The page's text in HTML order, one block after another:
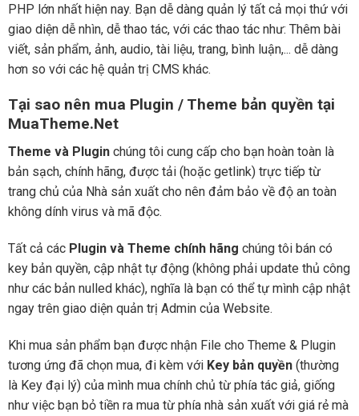
PHP lớn nhất hiện nay. Bạn dễ dàng quản lý tất cả mọi thứ với
giao diện dễ nhìn, dễ thao tác, với các thao tác như: Thêm bài
viết, sản phẩm, ảnh, audio, tài liệu, trang, bình luận,... dễ dàng
hơn so với các hệ quản trị CMS khác.
Tại sao nên mua Plugin / Theme bản quyền tại
MuaTheme.Net
Theme và Plugin chúng tôi cung cấp cho bạn hoàn toàn là
bản sạch, chính hãng, được tải (hoặc getlink) trực tiếp từ
trang chủ của Nhà sản xuất cho nên đảm bảo về độ an toàn
không dính virus và mã độc.
Tất cả các Plugin và Theme chính hãng chúng tôi bán có
key bản quyền, cập nhật tự động (không phải update thủ công
như các bản nulled khác), nghĩa là bạn có thể tự mình cập nhật
ngay trên giao diện quản trị Admin của Website.
Khi mua sản phẩm bạn được nhận File cho Theme & Plugin
tương ứng đã chọn mua, đi kèm với Key bản quyền (thường
là Key đại lý) của mình mua chính chủ từ phía tác giả, giống
như việc bạn bỏ tiền ra mua từ phía nhà sản xuất với giá rẻ mà